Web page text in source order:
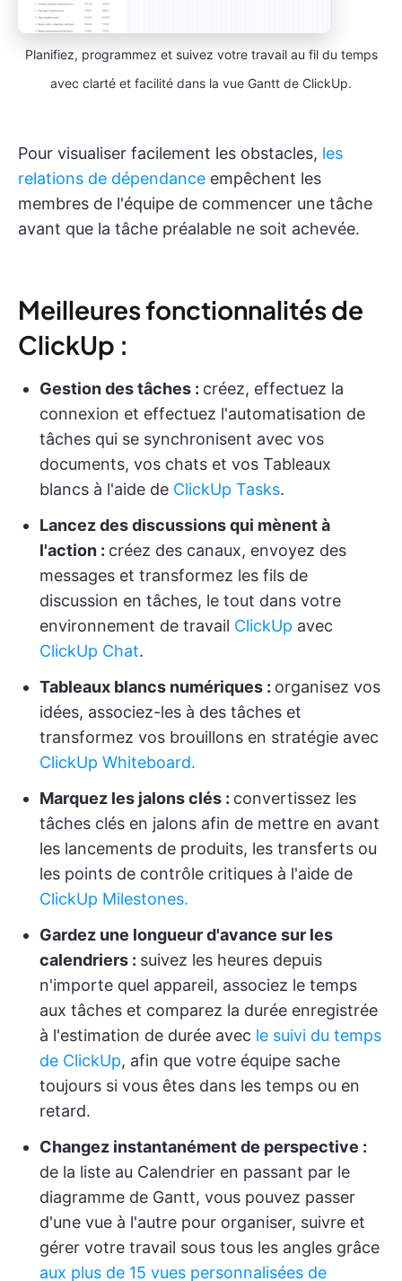
Planifiez, programmez et suivez votre travail au fil du temps
avec clarté et facilité dans la vue Gantt de ClickUp.
Pour visualiser facilement les obstacles, les
relations de dépendance empêchent les
membres de l'équipe de commencer une tâche
avant que la tâche préalable ne soit achevée.
Meilleures fonctionnalités de
ClickUp :
Gestion des tâches : créez, effectuez la
connexion et effectuez l'automatisation de
tâches qui se synchronisent avec vos
documents, vos chats et vos Tableaux
blancs à l'aide de ClickUp Tasks.
Lancez des discussions qui mènent à
l'action : créez des canaux, envoyez des
messages et transformez les fils de
discussion en tâches, le tout dans votre
environnement de travail ClickUp avec
ClickUp Chat.
Tableaux blancs numériques : organisez vos
idées, associez-les à des tâches et
transformez vos brouillons en stratégie avec
ClickUp Whiteboard.
Marquez les jalons clés : convertissez les
tâches clés en jalons afin de mettre en avant
les lancements de produits, les transferts ou
les points de contrôle critiques à l'aide de
ClickUp Milestones.
Gardez une longueur d'avance sur les
calendriers : suivez les heures depuis
n'importe quel appareil, associez le temps
aux tâches et comparez la durée enregistrée
à l'estimation de durée avec le suivi du temps
de ClickUp, afin que votre équipe sache
toujours si vous êtes dans les temps ou en
retard.
Changez instantanément de perspective :
de la liste au Calendrier en passant par le
diagramme de Gantt, vous pouvez passer
d'une vue à l'autre pour organiser, suivre et
gérer votre travail sous tous les angles grâce
aux plus de 15 vues personnalisées de